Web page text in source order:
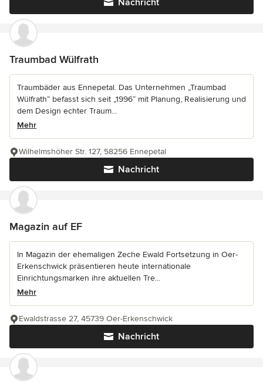
Traumbad Wülfrath
Traumbäder aus Ennepetal. Das Unternehmen „Traumbad
Wülfrath“ befasst sich seit „1996“ mit Planung, Realisierung und
dem Design echter Traum...
Mehr
Nachricht
Wilhelmshöher Str. 127, 58256 Ennepetal
Magazin auf EF
In Magazin der ehemaligen Zeche Ewald Fortsetzung in Oer-
Erkenschwick präsentieren heute internationale
Einrichtungsmarken ihre aktuellen Tre...
Mehr
Nachricht
Ewaldstrasse 27, 45739 Oer-Erkenschwick